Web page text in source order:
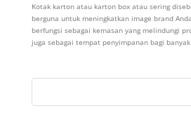
Kotak karton atau karton box atau sering
berguna untuk meningkatkan image brand
berfungsi sebagai kemasan yang melindungi
juga sebagai tempat penyimpanan bagi